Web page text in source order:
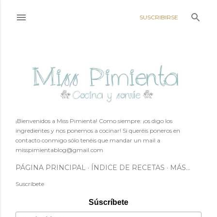
SUSCRIBIRSE
¡Bienvenidos a Miss Pimienta! Como siempre: ¡os digo los
ingredientes y nos ponemos a cocinar! Si queréis poneros en
contacto conmigo sólo tenéis que mandar un mail a
misspimientablog@gmail.com
PÁGINA PRINCIPAL ÍNDICE DE RECETAS MÁS…
Suscríbete
Súscríbete